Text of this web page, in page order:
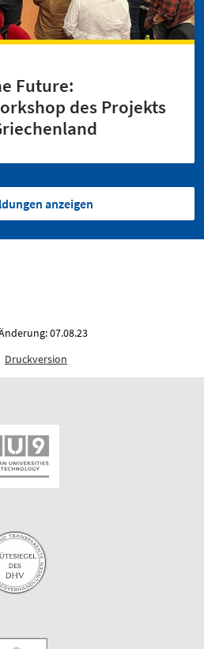
Future:
des Projekts
anzeigen
07.08.23
Druckversion